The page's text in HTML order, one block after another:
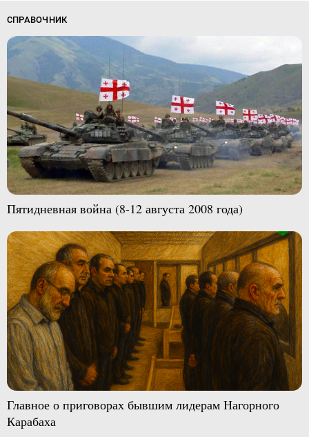
СПРАВОЧНИК
Пятидневная война (8-12 августа 2008 года)
Главное о приговорах бывшим лидерам Нагорного
Карабаха